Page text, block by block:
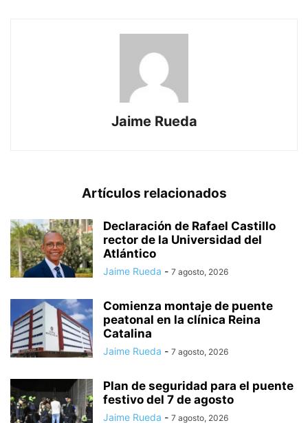
Jaime Rueda
Artículos relacionados
Declaración de Rafael Castillo
rector de la Universidad del
Atlántico
Jaime Rueda - 7 agosto, 2026
Comienza montaje de puente
peatonal en la clínica Reina
Catalina
Jaime Rueda - 7 agosto, 2026
Plan de seguridad para el puente
festivo del 7 de agosto
Jaime Rueda - 7 agosto, 2026